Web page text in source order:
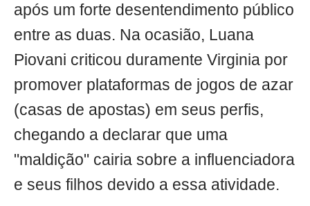
após um forte desentendimento público
entre as duas. Na ocasião, Luana
Piovani criticou duramente Virginia por
promover plataformas de jogos de azar
(casas de apostas) em seus perfis,
chegando a declarar que uma
"maldição" cairia sobre a influenciadora
e seus filhos devido a essa atividade.